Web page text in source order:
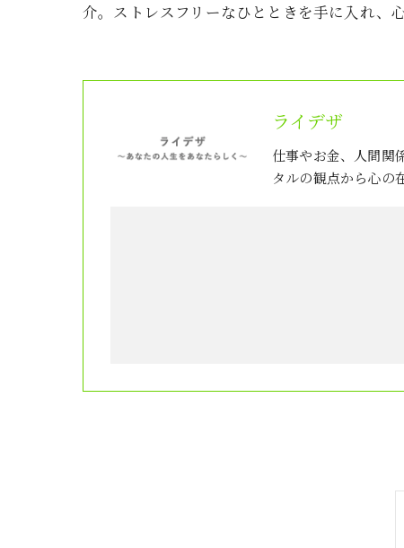
介。ストレスフリーなひとときを手に入れ、
ライデザ
仕事やお金、人間関
タルの観点から心の